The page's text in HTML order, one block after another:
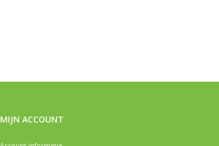
MIJN ACCOUNT